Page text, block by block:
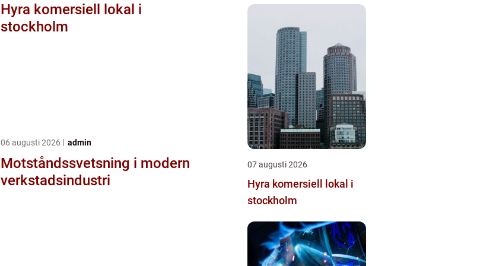
Hyra komersiell lokal i
stockholm
06 augusti 2026 admin
Motståndssvetsning i modern
verkstadsindustri
07 augusti 2026
Hyra komersiell lokal i
stockholm